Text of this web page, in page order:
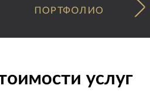
ПОРТФОЛИО
услуг